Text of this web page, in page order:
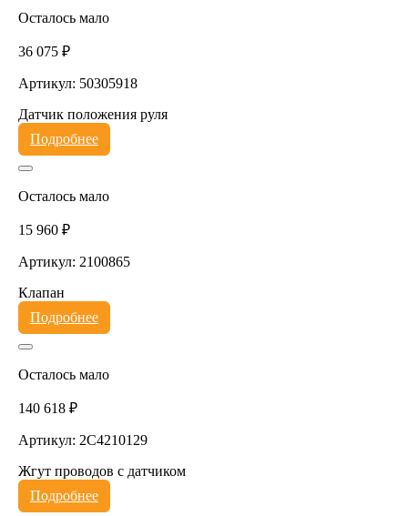
Осталось мало
36 075 ₽
Артикул: 50305918
Датчик положения руля
Подробнее
Осталось мало
15 960 ₽
Артикул: 2100865
Клапан
Подробнее
Осталось мало
140 618 ₽
Артикул: 2C4210129
Жгут проводов с датчиком
Подробнее